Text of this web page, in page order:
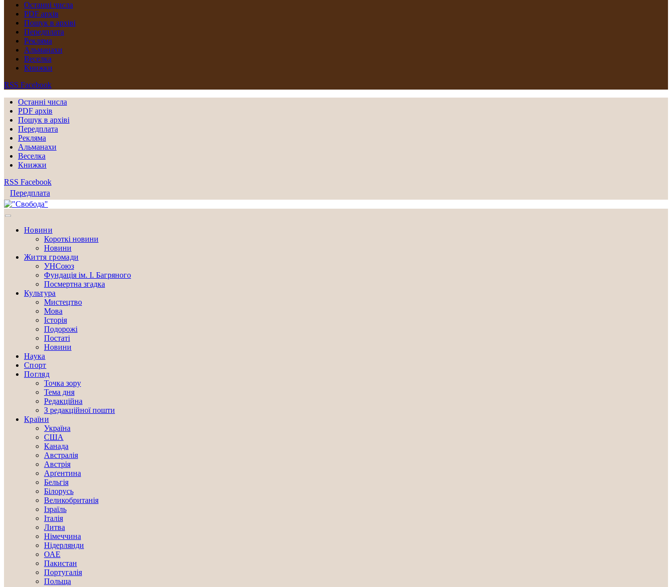
Останні числа
PDF архів
Пошук в архіві
Передплата
Рекляма
Альманахи
Веселка
Книжки
RSS Facebook
Останні числа
PDF архів
Пошук в архіві
Передплата
Рекляма
Альманахи
Веселка
Книжки
RSS Facebook
Передплата
Новини
Короткі новини
Новини
Життя громади
УНСоюз
Фундація ім. І. Багряного
Посмертна згадка
Культура
Мистецтво
Мова
Історія
Подорожі
Постаті
Новини
Наука
Спорт
Погляд
Точка зору
Тема дня
Редакційна
З редакційної пошти
Країни
Україна
США
Канада
Австралія
Австрія
Арґентина
Бельгія
Білорусь
Великобританія
Ізраїль
Італія
Литва
Німеччина
Нідерлянди
ОАЕ
Пакистан
Португалія
Польща